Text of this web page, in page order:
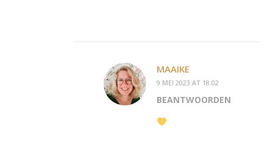
MAAIKE
9 MEI 2023 AT 18:02
BEANTWOORDEN